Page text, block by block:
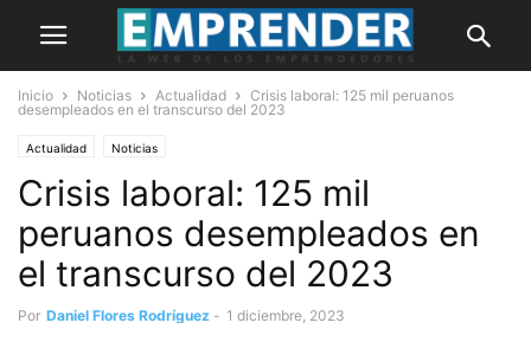
Inicio Noticias Actualidad
Crisis laboral: 125 mil peruanos
desempleados en el transcurso del 2023
Actualidad Noticias
Crisis laboral: 125 mil
peruanos desempleados en
el transcurso del 2023
Por Daniel Flores Rodríguez - 1 diciembre, 2023